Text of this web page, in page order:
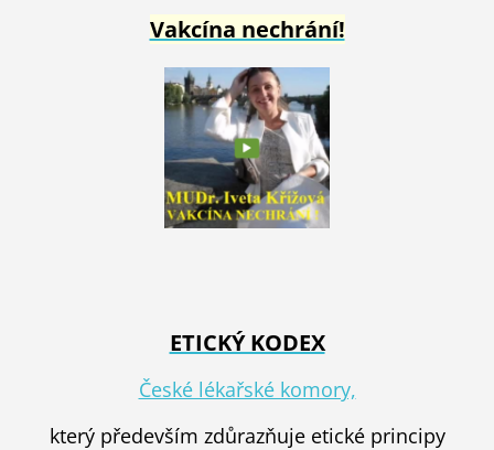
Vakcína nechrání!
ETICKÝ KODEX
České lékařské komory,
který především zdůrazňuje etické principy